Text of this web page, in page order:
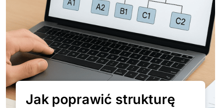
Jak poprawić strukturę